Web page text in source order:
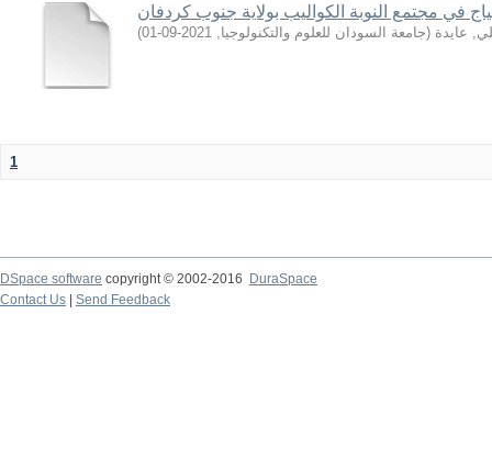
في مجتمع النوبة الكواليب بولاية جنوب كردفان
عايدة (جامعة السودان للعلوم والتكنولوجيا,
2021-09-01
)
1
DSpace software copyright © 2002-2016
DuraSpace
Contact Us
Send Feedback